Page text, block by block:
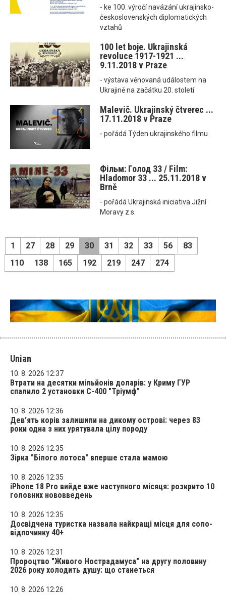
- ke 100. výročí navázání ukrajinsko-
československých diplomatických
vztahů
100 let boje. Ukrajinská
revoluce 1917-1921 ...
9.11.2018 v Praze
- výstava věnovaná událostem na
Ukrajině na začátku 20. století
Malevič. Ukrajinský čtverec ...
17.11.2018 v Praze
- pořádá Týden ukrajinského filmu
Фільм: Голод 33 / Film:
Hladomor 33 ... 25.11.2018 v
Brně
- pořádá Ukrajinská iniciativa Jižní
Moravy z.s.
1 27 28 29 30 31 32 33 56
83
110
138 165 192 219 247 274
Unian
10. 8. 2026 12:37
Втрати на десятки мільйонів доларів: у Криму ГУР
спалило 2 установки С-400 "Тріумф"
10. 8. 2026 12:36
Дев’ять корів залишили на дикому острові: через 83
роки одна з них урятувала цілу породу
10. 8. 2026 12:35
Зірка "Білого лотоса" вперше стала мамою
10. 8. 2026 12:35
iPhone 18 Pro вийде вже наступного місяця: розкрито 10
головних нововведень
10. 8. 2026 12:35
Досвідчена туристка назвала найкращі місця для соло-
відпочинку 40+
10. 8. 2026 12:31
Пророцтво "Живого Нострадамуса" на другу половину
2026 року холодить душу: що станеться
10. 8. 2026 12:26